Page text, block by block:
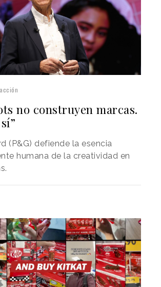
no construyen marcas.
(P&G) defiende la esencia
humana de la creatividad en